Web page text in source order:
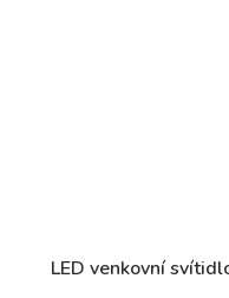
LED venkovní